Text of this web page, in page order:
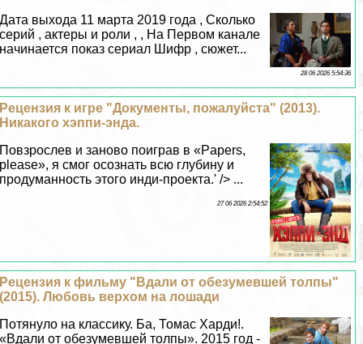
Дата выхода 11 марта 2019 года , Сколько
серий , актеры и роли , , На Первом канале
начинается показ сериал Шифр , сюжет...
28 06 2026 5:54:36
Рецензия к игре "Документы, пожалуйста" (2013).
Никакого хэппи-энда.
Повзрослев и заново поиграв в «Papers,
please», я смог осознать всю глубину и
продуманность этого инди-проекта.' /> ...
27 06 2026 2:54:52
Рецензия к фильму "Вдали от обезумевшей толпы"
(2015). Любовь верхом на лошади
Потянуло на классику. Ба, Томас Харди!.
«Вдали от обезумевшей толпы». 2015 год -